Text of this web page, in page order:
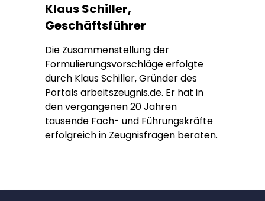
Klaus Schiller,
Geschäftsführer
Die Zusammenstellung der
Formulierungsvorschläge erfolgte
durch Klaus Schiller, Gründer des
Portals arbeitszeugnis.de. Er hat in
den vergangenen 20 Jahren
tausende Fach- und Führungskräfte
erfolgreich in Zeugnisfragen beraten.